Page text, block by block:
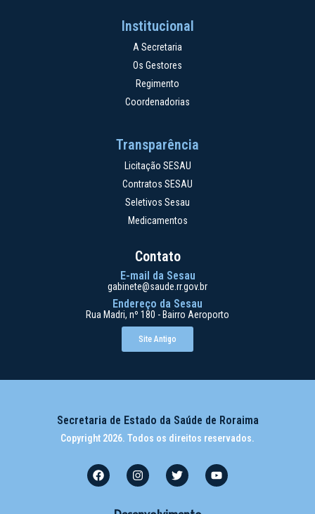
Institucional
A Secretaria
Os Gestores
Regimento
Coordenadorias
Transparência
Licitação SESAU
Contratos SESAU
Seletivos Sesau
Medicamentos
Contato
E-mail da Sesau
gabinete@saude.rr.gov.br
Endereço da Sesau
Rua Madri, nº 180 - Bairro Aeroporto
Site Antigo
Secretaria de Estado da Saúde de Roraima
Copyright 2026. Todos os direitos reservados.